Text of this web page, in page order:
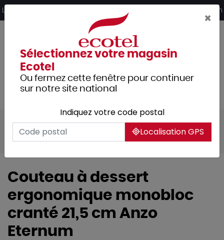
Livraison offerte dès 249€ HT d’achat et retrait 2h en magasin
Tous les produits
Arts de la table
Couverts
Couverts de table
Couteau à dessert
ergonomique monobloc
cranté 21,5 cm Anzo
Eternum
×
Sélectionnez votre magasin
Ecotel
Ou fermez cette fenêtre pour continuer
sur notre site national
Indiquez votre code postal
Localisation GPS
Panneau de gestion des cookies